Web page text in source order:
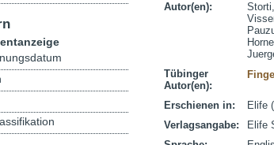
Autor(en):
Tübinger
Autor(en):
Erschienen in:
Elife
Verlagsangabe:
Elife